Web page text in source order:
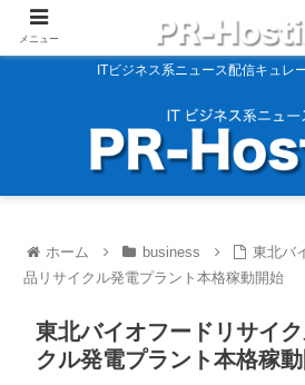
ITビジネス系ニュース配信キュレ
ホーム business
東北バ
品リサイクル発電プラント本格稼動開始
東北バイオフードリサイ
クル発電プラント本格稼
メニュー